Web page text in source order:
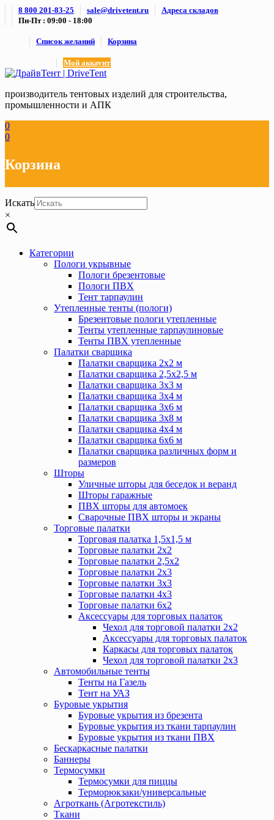
Skip8 800 201-83-25 sale@drivetent.ru
Адреса складов
Пн-Пт : 09:00 - 18:00
Список желаний Корзина
Мой аккаунт
производитель тентовых изделий для строительства,
промышленности и АПК
0
0
Корзина
Искать
×
Категории
Пологи укрывные
Пологи брезентовые
Пологи ПВХ
Тент тарпаулин
Утепленные тенты (пологи)
Брезентовые пологи утепленные
Тенты утепленные тарпаулиновые
Тенты ПВХ утепленные
Палатки сварщика
Палатки сварщика 2х2 м
Палатки сварщика 2,5х2,5 м
Палатки сварщика 3х3 м
Палатки сварщика 3х4 м
Палатки сварщика 3х6 м
Палатки сварщика 3х8 м
Палатки сварщика 4х4 м
Палатки сварщика 6х6 м
Палатки сварщика различных форм и
размеров
Шторы
Уличные шторы для беседок и веранд
Шторы гаражные
ПВХ шторы для автомоек
Сварочные ПВХ шторы и экраны
Торговые палатки
Торговая палатка 1,5х1,5 м
Торговые палатки 2х2
Торговые палатки 2,5х2
Торговые палатки 2х3
Торговые палатки 3х3
Торговые палатки 4х3
Торговые палатки 6х2
Аксессуары для торговых палаток
Чехол для торговой палатки 2х2
Аксессуары для торговых палаток
Каркасы для торговых палаток
Чехол для торговой палатки 2х3
Автомобильные тенты
Тенты на Газель
Тент на УАЗ
Буровые укрытия
Буровые укрытия из брезента
Буровые укрытия из ткани тарпаулин
Буровые укрытия из ткани ПВХ
Бескаркасные палатки
Баннеры
Термосумки
Термосумки для пиццы
Терморюкзаки/универсальные
Агроткань (Агротекстиль)
Ткани